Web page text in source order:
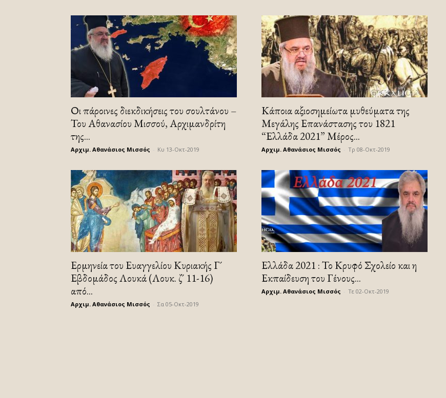
Οι πάροινες διεκδικήσεις του σουλτάνου –
Του Αθανασίου Μισσού, Αρχιμανδρίτη
της...
Αρχιμ. Αθανάσιος Μισσός Κυ 13-Οκτ-2019
Κάποια αξιοσημείωτα μυθεύματα της
Μεγάλης Επανάστασης του 1821
“Ελλάδα 2021” Μέρος...
Αρχιμ. Αθανάσιος Μισσός Τρ 08-Οκτ-2019
Ερμηνεία του Ευαγγελίου Κυριακής Γ´
Εβδομάδος Λουκά (Λουκ. ζ´ 11-16)
από...
Αρχιμ. Αθανάσιος Μισσός Σα 05-Οκτ-2019
Ελλάδα 2021 : Το Κρυφό Σχολείο και η
Εκπαίδευση του Γένους...
Αρχιμ. Αθανάσιος Μισσός Τε 02-Οκτ-2019